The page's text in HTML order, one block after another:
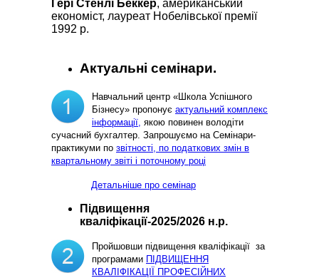
Гері Стенлі Беккер, американський
економіст, лауреат Нобелівської премії
1992 р.
Актуальні семінари.
Навчальний центр «Школа Успішного
Бізнесу» пропонує актуальний комплекс
інформації, якою повинен володіти
сучасний бухгалтер. Запрошуємо на Семінари-
практикуми по звітності, по податкових змін в
квартальному звіті і поточному році
Детальніше про семінар
Підвищення
кваліфікації-2025/2026 н.р.
Пройшовши підвищення кваліфікації за
програмами ПІДВИЩЕННЯ
КВАЛІФІКАЦІЇ ПРОФЕСІЙНИХ